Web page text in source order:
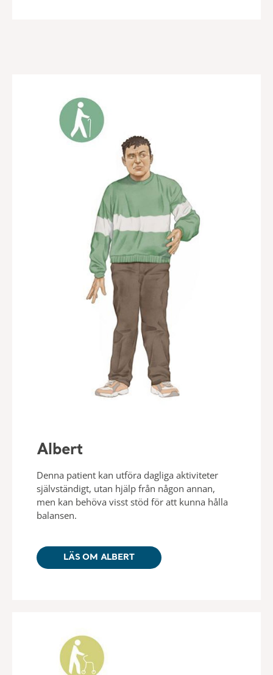
Albert
Denna patient kan utföra dagliga aktiviteter
självständigt, utan hjälp från någon annan,
men kan behöva visst stöd för att kunna hålla
balansen.
LÄS OM ALBERT